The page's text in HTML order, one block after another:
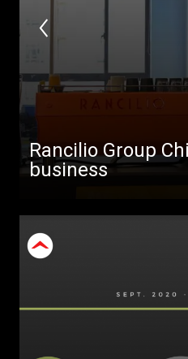
Rancilio Group
business